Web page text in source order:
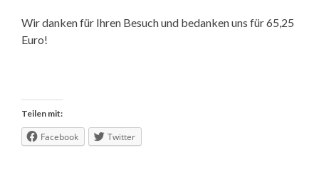
Wir danken für Ihren Besuch und bedanken uns für 65,25
Euro!
Teilen mit:
Facebook Twitter